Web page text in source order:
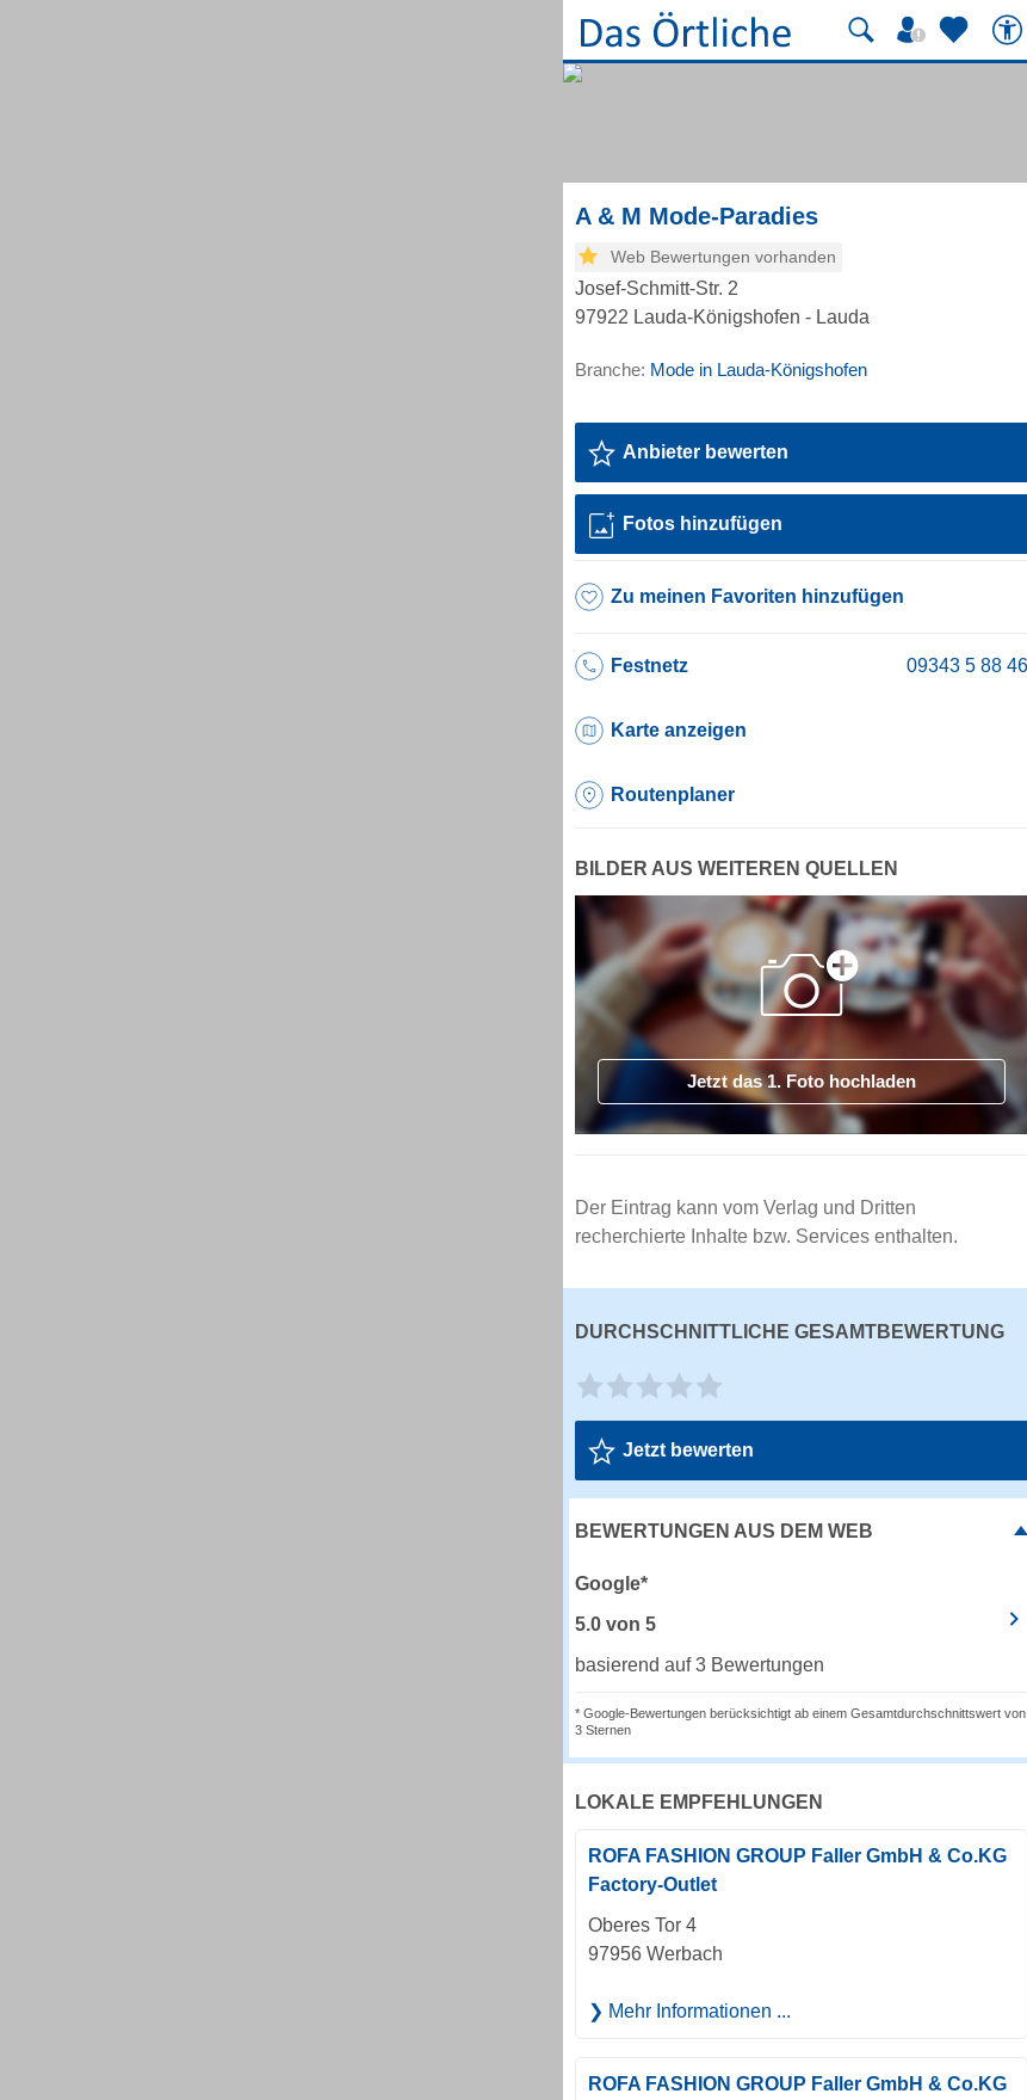
A & M Mode-Paradies
Web Bewertungen vorhanden
Josef-Schmitt-Str. 2
97922 Lauda-Königshofen - Lauda
Branche: Mode in Lauda-Königshofen
Anbieter bewerten
Fotos hinzufügen
Zu meinen Favoriten hinzufügen
Festnetz
Karte anzeigen
Routenplaner
BILDER AUS WEITEREN QUELLEN
Jetzt das 1. Foto hochladen
Der Eintrag kann vom Verlag und Dritten
recherchierte Inhalte bzw. Services enthalten.
DURCHSCHNITTLICHE GESAMTBEWERTUNG
Jetzt bewerten
BEWERTUNGEN AUS DEM WEB
Google*
5.0 von 5
basierend auf 3 Bewertungen
* Google-Bewertungen berücksichtigt ab einem Gesamtdurchschnittswert von
3 Sternen
LOKALE EMPFEHLUNGEN
ROFA FASHION GROUP Faller GmbH & Co.KG
Factory-Outlet
Oberes Tor 4
97956 Werbach
Mehr Informationen ...
ROFA FASHION GROUP Faller GmbH & Co.KG